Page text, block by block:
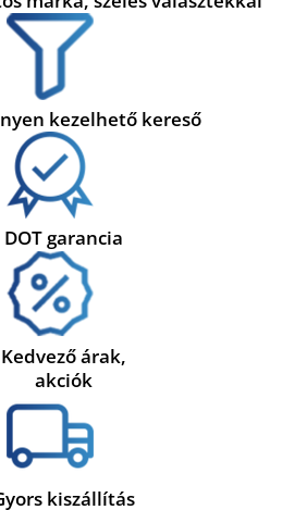
kezelhető kereső
DOT garancia
Kedvező árak,
akciók
kiszállítás